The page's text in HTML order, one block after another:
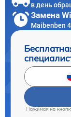
в день
Замена
Maibenben
Нажимая на